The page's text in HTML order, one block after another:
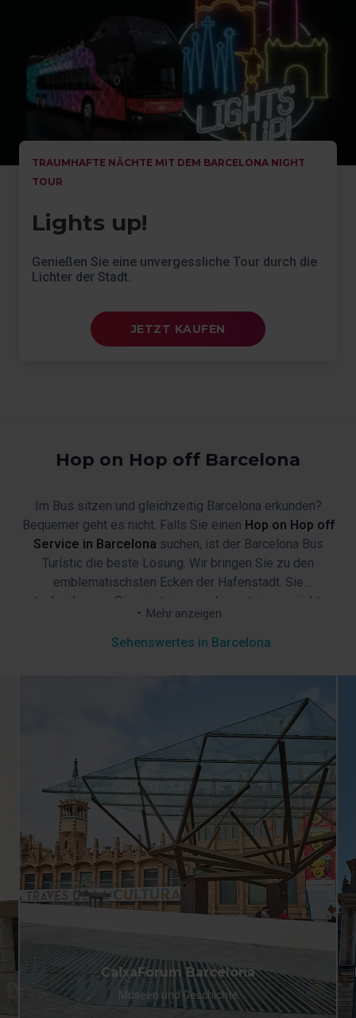
TRAUMHAFTE NÄCHTE MIT DEM BARCELONA NIGHT
TOUR
Lights up!
Genießen Sie eine unvergessliche Tour durch die
Lichter der Stadt.
JETZT KAUFEN
Hop on Hop off Barcelona
Im Bus sitzen und gleichzeitig Barcelona erkunden?
Bequemer geht es nicht. Falls Sie einen Hop on Hop off
Service in Barcelona suchen, ist der Barcelona Bus
Turístic die beste Lösung. Wir bringen Sie zu den
emblematischsten Ecken der Hafenstadt. Sie
entscheiden, wo Sie einsteigen und aussteigen möchten,
so oft Sie wollen. Während der Fahrt steht Ihnen ein
Audioguide in bis zu 16 Sprachen mit kostenlosem Wifi,
Verfügung.
zwei Routen, die Sie durch verschiedene
Wahrzeichen wie der Sagrada Familia, Casa Batlló oder
unterhaltsame Art, diese einzigartige Stadt
kennenzulernen. Genießen Sie den besten Hop-on-Hop-
Off-Service in Barcelona!
Mehr anzeigen
Sehenswertes in Barcelona
CaixaForum Barcelona
Museen und Geschichte